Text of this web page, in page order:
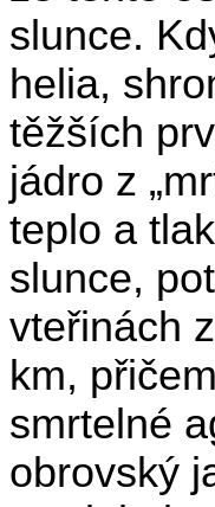
slunce.
helia,
těžších
jádro z
teplo a
slunce,
vteřinách
km,
smrtelné
obrovský